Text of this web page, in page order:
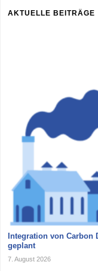
AKTUELLE BEITRÄGE
Integration von Carbon
geplant
7. August 2026